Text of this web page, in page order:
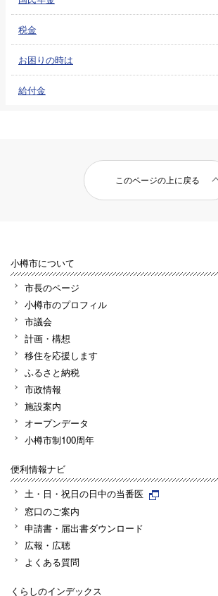
税金
お困りの時は
給付金
このページの上に戻る
小樽市について
市長のページ
小樽市のプロフィル
市議会
計画・構想
移住を応援します
ふるさと納税
市政情報
施設案内
オープンデータ
小樽市制100周年
便利情報ナビ
土・日・祝日の日中の当番医
窓口のご案内
申請書・届出書ダウンロード
広報・広聴
よくある質問
くらしのインデックス